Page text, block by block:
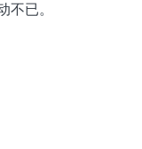
已。